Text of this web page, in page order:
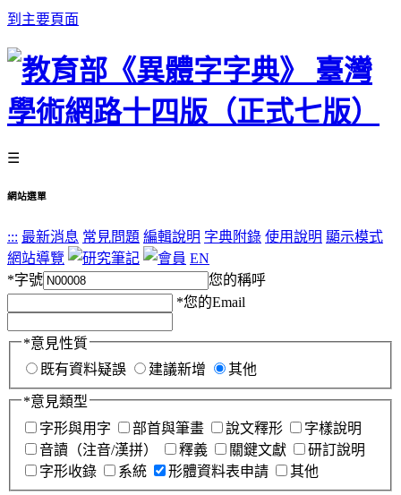
到主要頁面
☰
網站選單
::: 最新消息 常見問題 編輯說明 字典附錄 使用說明 顯示模式
網站導覽
EN
*字號
您的稱呼
*您的Email
*意見性質
既有資料疑誤
建議新增 其他
*意見類型
字形與用字
部首與筆畫 說文釋形
字樣說明
音讀（注音/漢拼）
釋義 關鍵文獻
研訂說明
字形收錄
系統 形體資料表申請 其他